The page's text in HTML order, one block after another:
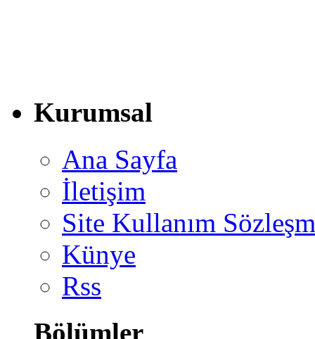
Kurumsal
Ana Sayfa
İletişim
Site Kullanım
Künye
Rss
Bölümler